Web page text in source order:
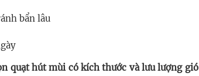
bẩn lâu
quạt hút mùi có kích thước và lưu lượng gió